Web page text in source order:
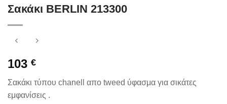
Σακάκι BERLIN 213300
103 €
Σακάκι τύπου chanell απο tweed ύφασμα για σικάτες
εμφανίσεις .